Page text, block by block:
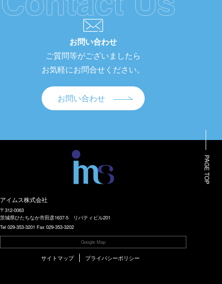
稿
の
お問い合わせ
ご質問等がございましたら
お気軽にお問合せください。
お問い合わせ
PAGE TOP
アイムス株式会社
〒312-0063
茨城県ひたちなか市田彦1637-5 リバティビル201
Tel 029-353-3201 Fax 029-353-3202
Google Map
サイトマップ プライバシーポリシー